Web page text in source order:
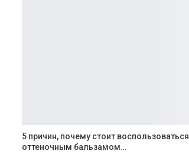
5 причин, почему стоит воспользоваться
оттеночным бальзамом…